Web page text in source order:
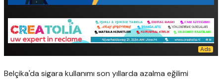
Belçika'da sigara kullanımı son yıllarda azalma eğilimi